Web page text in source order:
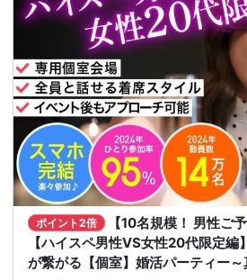
ポイント2倍
【10名規模！ 男性ご
【ハイスペ男性VS女性20代限定編
が繋がる【個室】婚活パーティー